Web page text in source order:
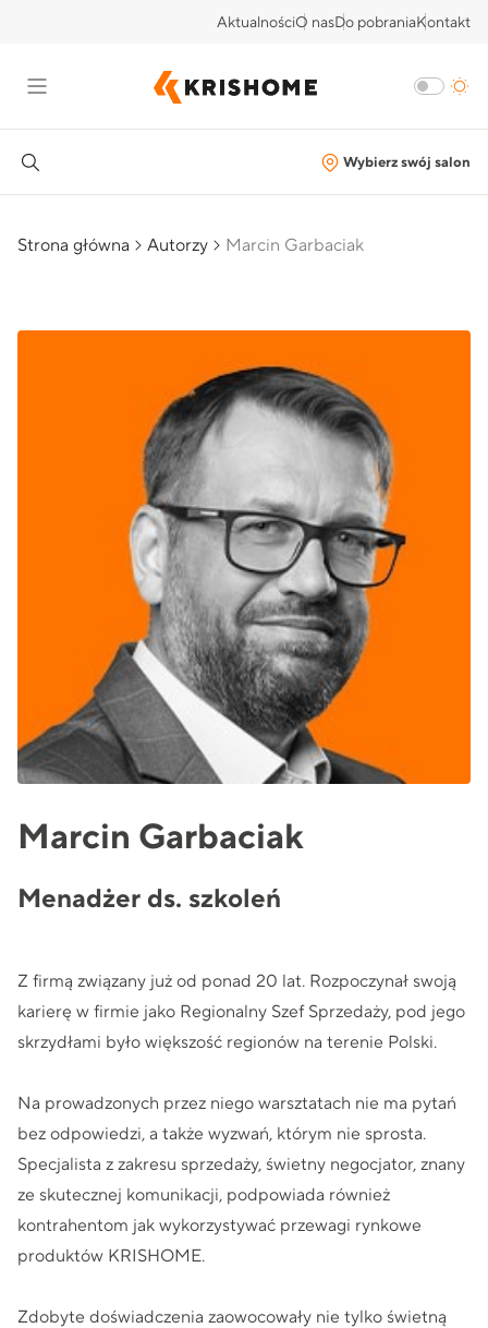
AktualnościO nasDo pobraniaKontakt
Wybierz swój salon
Strona główna Autorzy Marcin Garbaciak
Marcin Garbaciak
Menadżer ds. szkoleń
Z firmą związany już od ponad 20 lat. Rozpoczynał swoją
karierę w firmie jako Regionalny Szef Sprzedaży, pod jego
skrzydłami było większość regionów na terenie Polski.
Na prowadzonych przez niego warsztatach nie ma pytań
bez odpowiedzi, a także wyzwań, którym nie sprosta.
Specjalista z zakresu sprzedaży, świetny negocjator, znany
ze skutecznej komunikacji, podpowiada również
kontrahentom jak wykorzystywać przewagi rynkowe
produktów KRISHOME.
Zdobyte doświadczenia zaowocowały nie tylko świetną